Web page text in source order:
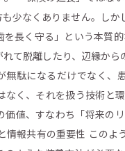
少なくありません。し
を長く守る」という本質
て脱離したり、辺縁か
無駄になるだけでなく、
なく、それを扱う技術
価値、すなわち「将来の
情報共有の重要性 この